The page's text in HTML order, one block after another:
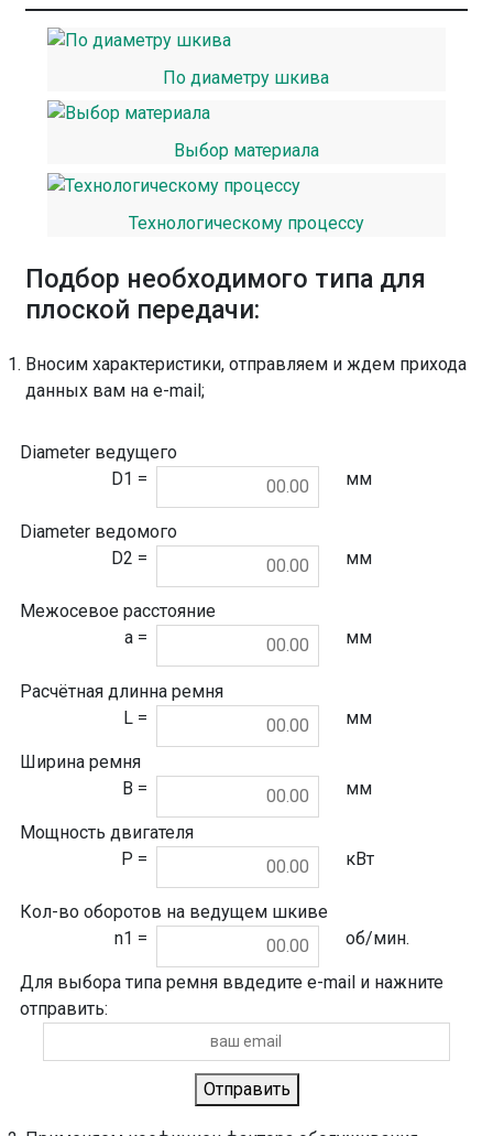
По диаметру шкива
Выбор материала
Технологическому процессу
Подбор необходимого типа для
плоской передачи:
Вносим характеристики, отправляем и ждем прихода
данных вам на e-mail;
Diameter ведущего
D1 =
мм
Diameter ведомого
D2 =
мм
Межосевое расстояние
a =
мм
Расчётная длинна ремня
L =
мм
Ширина ремня
B =
мм
Мощность двигателя
P =
кВт
Кол-во оборотов на ведущем шкиве
n1 =
об/мин.
Для выбора типа ремня ввдедите e-mail и нажните
отправить:
Отправить